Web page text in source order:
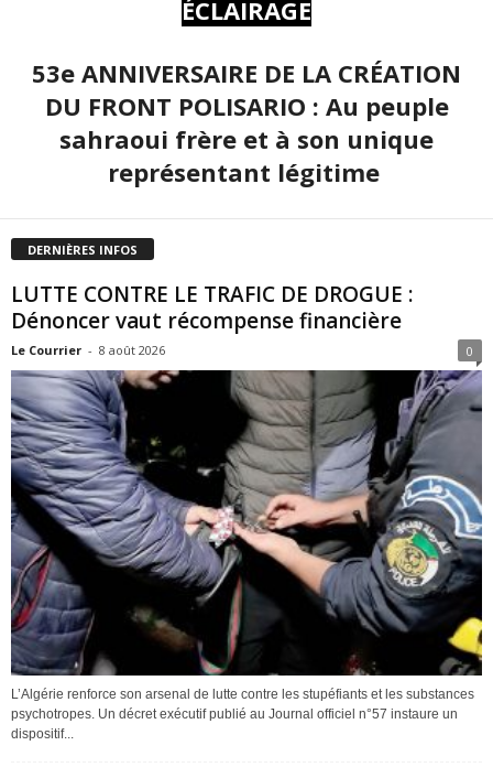
ÉCLAIRAGE
53e ANNIVERSAIRE DE LA CRÉATION
DU FRONT POLISARIO : Au peuple
sahraoui frère et à son unique
représentant légitime
DERNIÈRES INFOS
LUTTE CONTRE LE TRAFIC DE DROGUE :
Dénoncer vaut récompense financière
Le Courrier - 8 août 2026 0
L’Algérie renforce son arsenal de lutte contre les stupéfiants et les substances
psychotropes. Un décret exécutif publié au Journal officiel n°57 instaure un
dispositif...